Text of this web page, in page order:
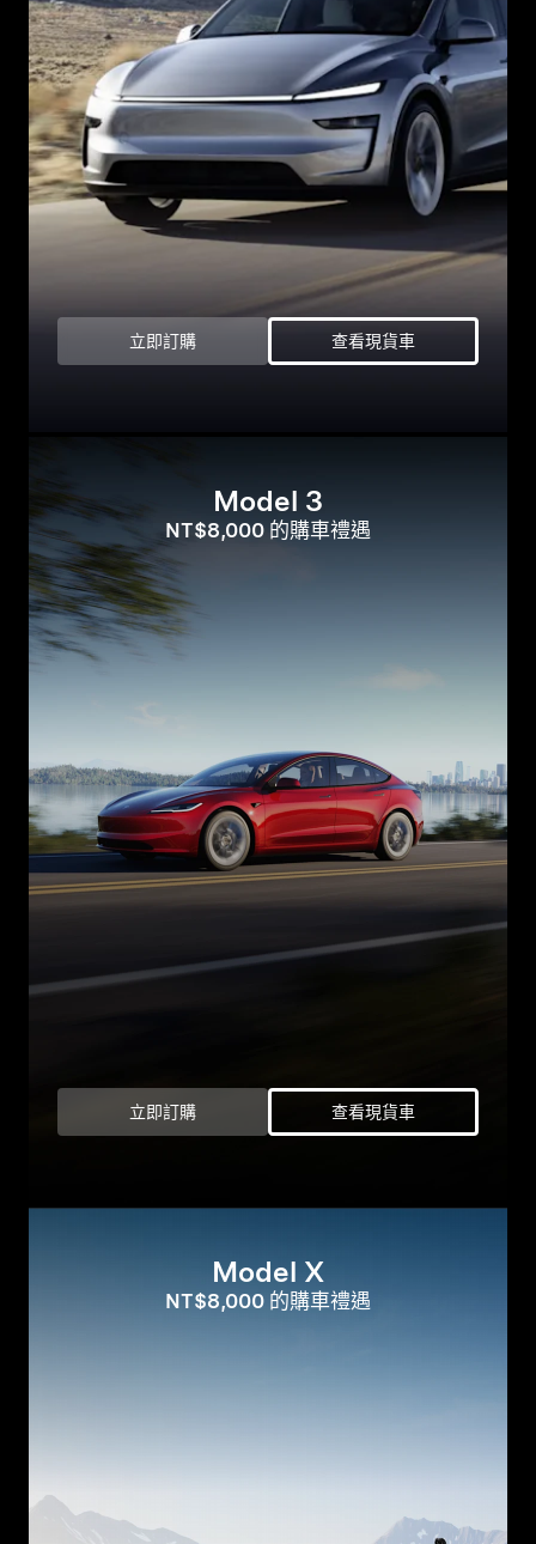
立即訂購 查看現貨車
Model 3
NT$8,000 的購車禮遇
立即訂購 查看現貨車
Model X
NT$8,000 的購車禮遇